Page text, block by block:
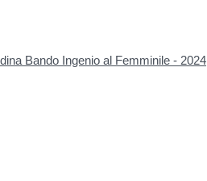
Bando Ingenio al Femminile - 2024